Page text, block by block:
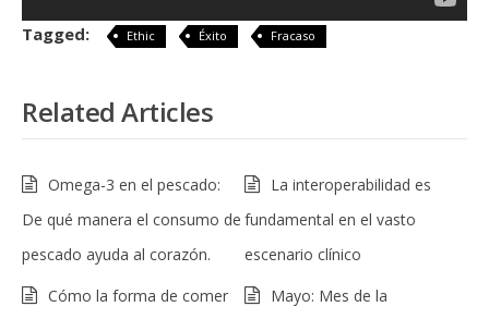
Tagged: Ethic Éxito Fracaso
Related Articles
Omega-3 en el pescado:
De qué manera el consumo de
pescado ayuda al corazón.
La interoperabilidad es
fundamental en el vasto
escenario clínico
Cómo la forma de comer
Mayo: Mes de la